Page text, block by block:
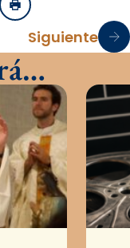
Imprimir
Siguiente